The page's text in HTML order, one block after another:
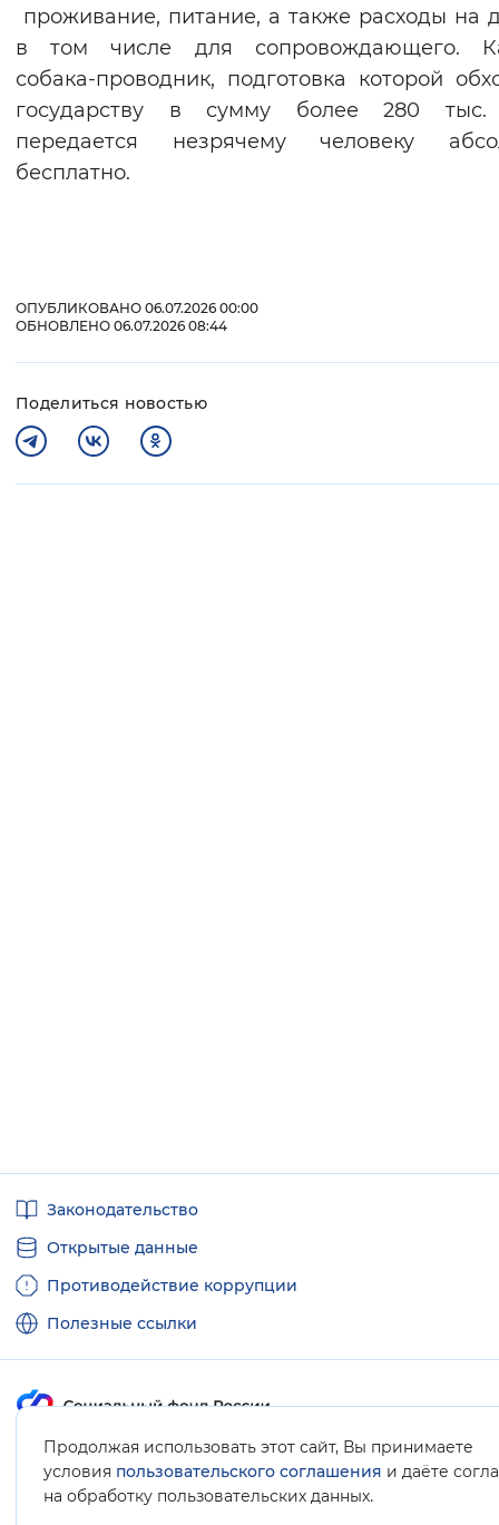
проживание, питание, а также расходы на
в том числе для сопровождающего.
собака-проводник, подготовка которой
государству в сумму более 280
передается незрячему человеку
бесплатно.
ОПУБЛИКОВАНО 06.07.2026 00:00
ОБНОВЛЕНО 06.07.2026 08:44
Поделиться новостью
Продолжая использовать этот сайт, Вы принимаете
условия пользовательского соглашения и даёте
на обработку пользовательских данных.
ссылкиЗаконодательство
Открытые данные
Противодействие коррупции
Полезные ссылки
Карта сайта